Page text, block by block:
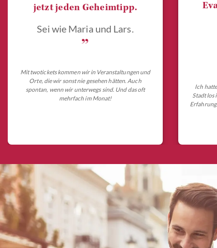
jetzt jeden Geheimtipp.
Sei wie Maria und Lars.
„
Mit twotickets kommen wir in Veranstaltungen und
Orte, die wir sonst nie gesehen hätten. Auch
spontan, wenn wir unterwegs sind. Und das oft
mehrfach im Monat!
Ich
Stadt los